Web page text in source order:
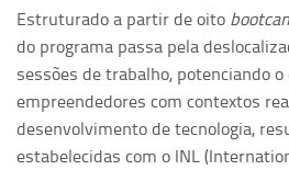
Estruturado a partir de oito
do programa passa pela
sessões de trabalho, potenciando
empreendedores com contextos
desenvolvimento de tecnologia,
estabelecidas com o INL